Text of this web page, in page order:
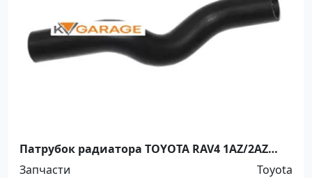
Патрубок радиатора TOYOTA RAV4 1AZ/2AZ
2000-2005 Краснодар
Запчасти
Toyota